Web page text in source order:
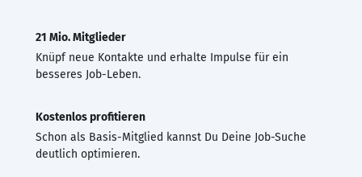
21 Mio. Mitglieder
Knüpf neue Kontakte und erhalte Impulse für ein
besseres Job-Leben.
Kostenlos profitieren
Schon als Basis-Mitglied kannst Du Deine Job-Suche
deutlich optimieren.